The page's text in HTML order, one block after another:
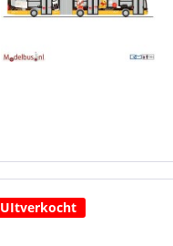
UItverkocht